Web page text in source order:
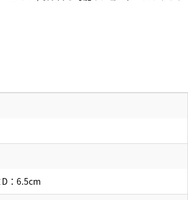
：6.5cm